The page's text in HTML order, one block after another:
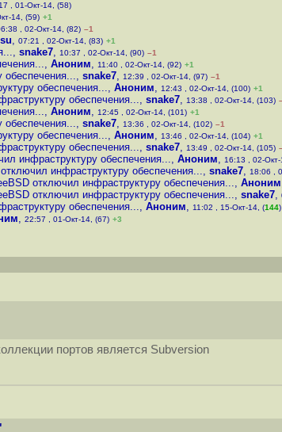
, 01-Окт-14, (58)
14, (59) +1
, 02-Окт-14, (82) –1
, 07:21 , 02-Окт-14, (83) +1
, snake7, 10:37 , 02-Окт-14, (90) –1
, Аноним, 11:40 , 02-Окт-14, (92) +1
обеспечения..., snake7, 12:39 , 02-Окт-14, (97) –1
обеспечения..., Аноним, 12:43 , 02-Окт-14, (100) +1
обеспечения..., snake7, 13:38 , 02-Окт-14, (103)
, Аноним, 12:45 , 02-Окт-14, (101) +1
обеспечения..., snake7, 13:36 , 02-Окт-14, (102) –1
обеспечения..., Аноним, 13:46 , 02-Окт-14, (104) +1
обеспечения..., snake7, 13:49 , 02-Окт-14, (105)
инфраструктуру обеспечения..., Аноним, 16:13 , 02-
инфраструктуру обеспечения..., snake7, 18:06 ,
отключил инфраструктуру обеспечения..., Аноним
отключил инфраструктуру обеспечения..., snake7,
обеспечения..., Аноним, 11:02 , 15-Окт-14, (144)
, 22:57 , 01-Окт-14, (67) +3
портов является Subversion